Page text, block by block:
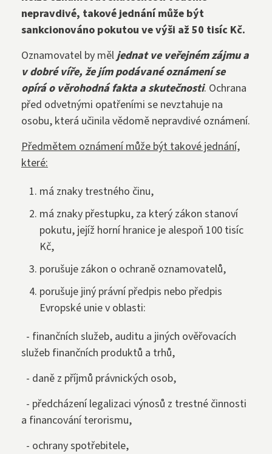
nepravdivé, takové jednání může být
sankcionováno pokutou ve výši až 50 tisíc Kč.
Oznamovatel by měljednat ve veřejném zájmu a
v dobré víře, že jím podávané oznámení se
opírá o věrohodná fakta a skutečnosti. Ochrana
před odvetnými opatřeními se nevztahuje na
osobu, která učinila vědomě nepravdivé oznámení.
Předmětem oznámení může být takové jednání,
které:
má znaky trestného činu,
má znaky přestupku, za který zákon stanoví
pokutu, jejíž horní hranice je alespoň 100 tisíc
Kč,
porušuje zákon o ochraně oznamovatelů,
porušuje jiný právní předpis nebo předpis
Evropské unie v oblasti:
- finančních služeb, auditu a jiných ověřovacích
služeb finančních produktů a trhů,
- daně z příjmů právnických osob,
- předcházení legalizaci výnosů z trestné činnosti
a financování terorismu,
- ochrany spotřebitele,